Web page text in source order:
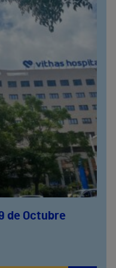
de Octubre